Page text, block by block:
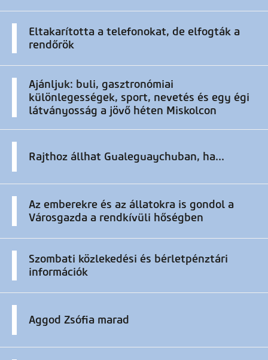
Eltakarította a telefonokat, de elfogták a
rendőrök
Ajánljuk: buli, gasztronómiai
különlegességek, sport, nevetés és egy égi
látványosság a jövő héten Miskolcon
Rajthoz állhat Gualeguaychuban, ha...
Az emberekre és az állatokra is gondol a
Városgazda a rendkívüli hőségben
Szombati közlekedési és bérletpénztári
információk
Aggod Zsófia marad